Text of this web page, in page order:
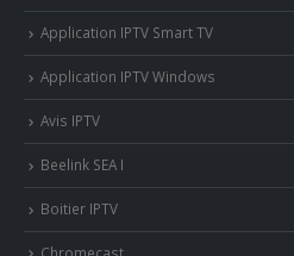
Application IPTV Smart TV
Application IPTV Windows
Avis IPTV
Beelink SEA I
Boitier IPTV
Chromecast